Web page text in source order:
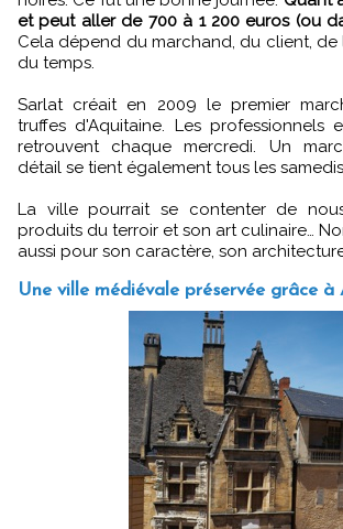
et peut aller de 700 à 1 200 euros (ou
Cela dépend du marchand, du client, de
du temps.
Sarlat créait en 2009 le premier
truffes d'Aquitaine. Les professionnels
retrouvent chaque mercredi. Un
détail se tient également tous les
La ville pourrait se contenter de
produits du terroir et son art culinaire…
aussi pour son caractère, son
Une ville médiévale préservée grâce